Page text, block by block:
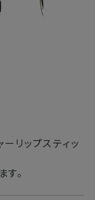
リップスティッ
。